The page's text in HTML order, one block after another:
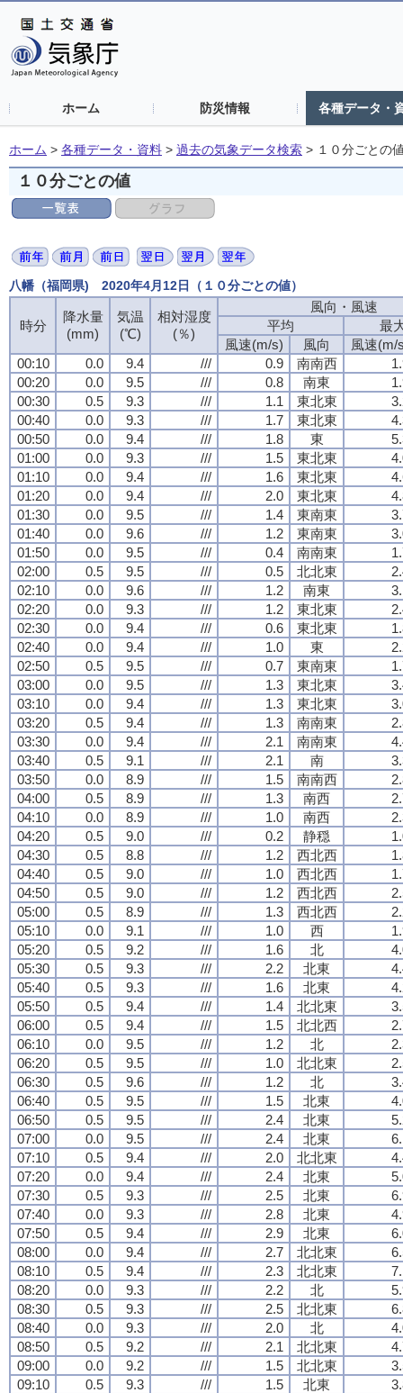
ホーム 防災情報 各種データ・
ホーム > 各種データ・資料 > 過去の気象データ検索 > １０分ごとの
１０分ごとの値
八幡（福岡県) 2020年4月12日（１０分ごとの値）
時分
降水量
(mm)
気温
(℃)
相対湿度
(％)
風向・風速
平均
最
風速(m/s)
風向
風速(m/
00:10
0.0 9.4 /// 0.9 南南西
00:20
0.0 9.5 /// 0.8 南東
00:30
0.5 9.3 /// 1.1 東北東
00:40
0.0 9.3 /// 1.7 東北東
00:50
0.0 9.4 /// 1.8 東
01:00
0.0 9.3 /// 1.5 東北東
01:10
0.0 9.4 /// 1.6 東北東
01:20
0.0 9.4 /// 2.0 東北東
01:30
0.0 9.5 /// 1.4 東南東
01:40
0.0 9.6 /// 1.2 東南東
01:50
0.0 9.5 /// 0.4 南南東
02:00
0.5 9.5 /// 0.5 北北東
02:10
0.0 9.6 /// 1.2 南東
02:20
0.0 9.3 /// 1.2 東北東
02:30
0.0 9.4 /// 0.6 東北東
02:40
0.0 9.4 /// 1.0 東
02:50
0.5 9.5 /// 0.7 東南東
03:00
0.0 9.5 /// 1.3 東北東
03:10
0.0 9.4 /// 1.3 東北東
03:20
0.5 9.4 /// 1.3 南南東
03:30
0.0 9.4 /// 2.1 南南東
03:40
0.5 9.1 /// 2.1 南
03:50
0.0 8.9 /// 1.5 南南西
04:00
0.5 8.9 /// 1.3 南西
04:10
0.0 8.9 /// 1.0 南西
04:20
0.5 9.0 /// 0.2 静穏
04:30
0.5 8.8 /// 1.2 西北西
04:40
0.5 9.0 /// 1.0 西北西
04:50
0.5 9.0 /// 1.2 西北西
05:00
0.5 8.9 /// 1.3 西北西
05:10
0.0 9.1 /// 1.0 西
05:20
0.5 9.2 /// 1.6 北
05:30
0.5 9.3 /// 2.2 北東
05:40
0.5 9.3 /// 1.6 北東
05:50
0.5 9.4 /// 1.4 北北東
06:00
0.5 9.4 /// 1.5 北北西
06:10
0.0 9.5 /// 1.2 北
06:20
0.5 9.5 /// 1.0 北北東
06:30
0.5 9.6 /// 1.2 北
06:40
0.5 9.5 /// 1.5 北東
06:50
0.5 9.5 /// 2.4 北東
07:00
0.0 9.5 /// 2.4 北東
07:10
0.5 9.4 /// 2.0 北北東
07:20
0.0 9.4 /// 2.4 北東
07:30
0.5 9.3 /// 2.5 北東
07:40
0.0 9.3 /// 2.8 北東
07:50
0.5 9.4 /// 2.9 北東
08:00
0.0 9.4 /// 2.7 北北東
08:10
0.5 9.4 /// 2.3 北北東
08:20
0.0 9.3 /// 2.2 北
08:30
0.5 9.3 /// 2.5 北北東
08:40
0.0 9.3 /// 2.0 北
08:50
0.5 9.2 /// 2.1 北北東
09:00
0.0 9.2 /// 1.5 北北東
09:10
0.5 9.3 /// 1.5 北東